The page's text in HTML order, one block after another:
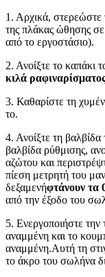
1. Αρχικά, στερεώστε
της πλάκας ώθησης
από το εργοστάσιο).
2. Ανοίξτε το καπάκι
κιλά
3. Καθαρίστε τη
το.
4. Ανοίξτε τη βαλβίδα
βαλβίδα ρύθμισης,
αζώτου και
πίεση μετρητή του
δεξαμενήφτάνουν τα
από την έξοδο του
5. Ενεργοποιήστε την
αναμμένη και το
αναμμένη.Αυτή τη
το άκρο του σωλήνα